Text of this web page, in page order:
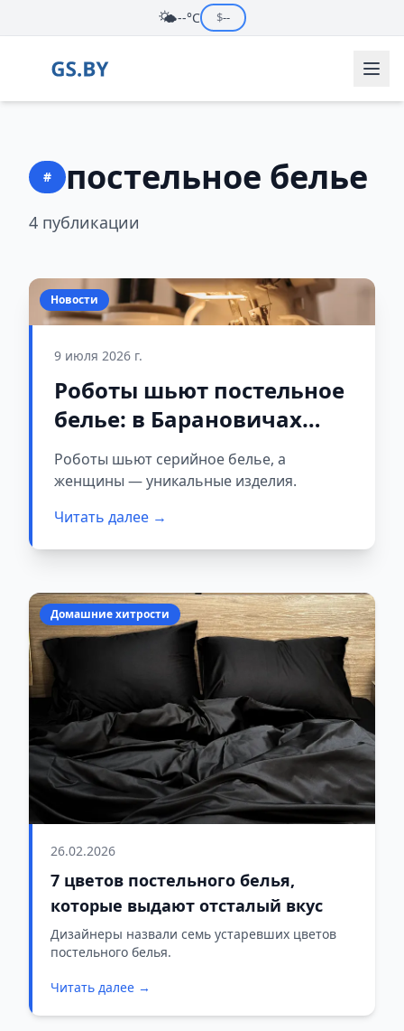
🌤️--°C $--
# постельное белье
4 публикации
Новости
9 июля 2026 г.
Роботы шьют постельное
белье: в Барановичах
заработала умная линия
Роботы шьют серийное белье, а
женщины — уникальные изделия.
Читать далее →
Домашние хитрости
26.02.2026
7 цветов постельного белья,
которые выдают отсталый вкус
Дизайнеры назвали семь устаревших цветов
постельного белья.
Читать далее →